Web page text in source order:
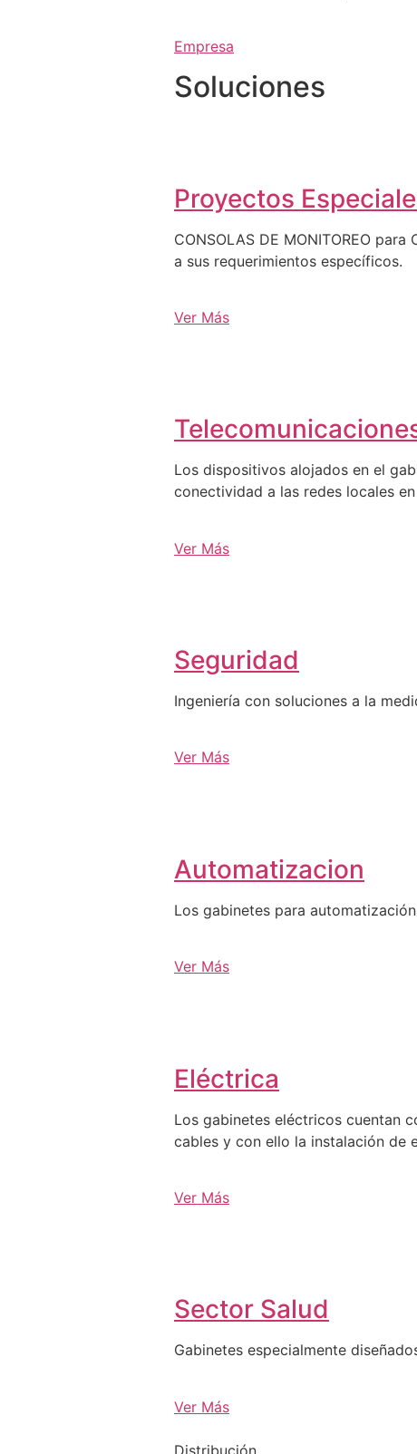
Empresa
Soluciones
Proyectos
CONSOLAS DE MONITOREO
a sus requerimientos específicos.
Ver Más
Los dispositivos alojados en el
conectividad a las redes locales
Ver Más
Seguridad
Ingeniería con soluciones a la
Ver Más
Automatizacion
Los gabinetes para
Ver Más
Eléctrica
Los gabinetes eléctricos cuentan
cables y con ello la instalación de
Ver Más
Sector Salud
Gabinetes especialmente
Ver Más
Distribución